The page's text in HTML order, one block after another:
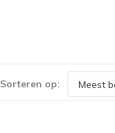
Sorteren op: